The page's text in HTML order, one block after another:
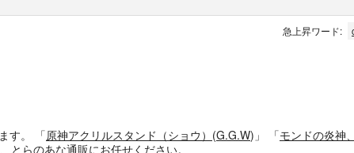
急上昇ワード:
す。 「原神アクリルスタンド（ショウ） (G.G.W)」 「モンドの炎神
とらのあな通販にお任せください。